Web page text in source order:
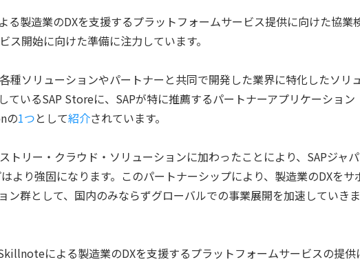
る製造業のDXを支援するプラットフォームサービス提供に向けた協業
開始に向けた準備に注力しています。
種ソリューションやパートナーと共同で開発した業界に特化したソリ
ているSAP Storeに、SAPが特に推薦するパートナーアプリケーション
の1つとして紹介されています。
リー・クラウド・ソリューションに加わったことにより、SAPジャパ
より強固になります。このパートナーシップにより、製造業のDXをサ
ン群として、国内のみならずグローバルでの事業展開を加速していきま
による製造業のDXを支援するプラットフォームサービスの提供